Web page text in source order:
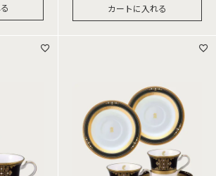
カートに入れる